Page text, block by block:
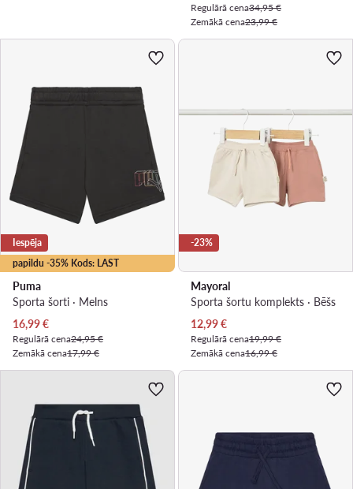
Regulārā cena34,95 €
Zemākā cena23,99 €
papildu -35% Kods: LAST
Iespēja
Puma
Sporta šorti · Melns
Pašreizējā cena
16,99€
Regulārā cena24,95 €
Zemākā cena17,99 €
-23%
Mayoral
Sporta šortu komplekts · Bēšs
Pašreizējā cena
12,99€
Regulārā cena19,99 €
Zemākā cena16,99 €